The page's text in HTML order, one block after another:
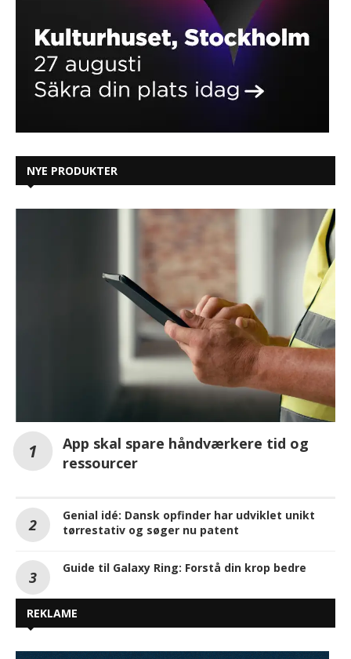
NYE PRODUKTER
App skal spare håndværkere tid og
ressourcer
Genial idé: Dansk opfinder har udviklet unikt
tørrestativ og søger nu patent
Guide til Galaxy Ring: Forstå din krop bedre
REKLAME